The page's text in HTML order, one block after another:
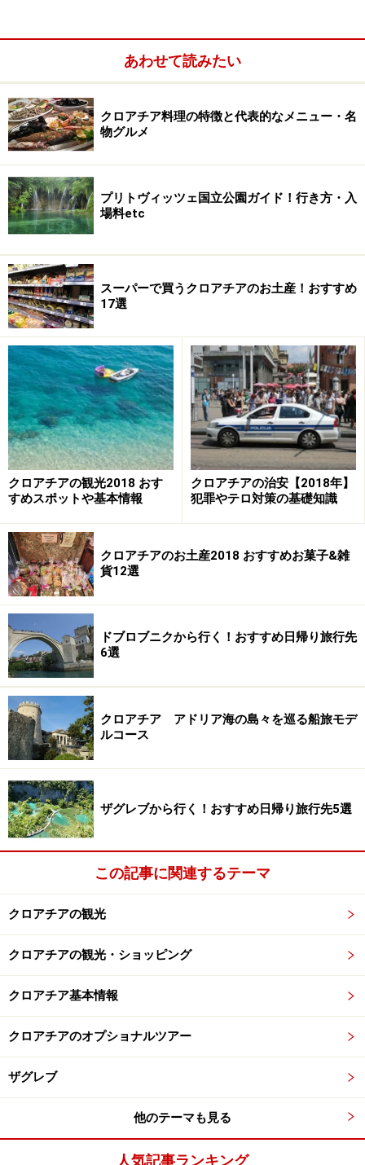
INPUT：100～240Vと書かれていれば、変圧器なしで、
す。小さくても意外と重い変圧器。荷物をできるだけ軽
くするためにも、もし必要ないのであれば、できればも
クロアチアでも使えるかどうか、アダプタに書かれてい
るINPUTのボルト表示を確認してみてください。
以上のようにスマートフォン、カメラ、ノートパソコン
だけなら、ほとんどの場合、変圧器は必要ありません
が、いずれにせよ形状変換プラグは必要となります。現
地調達するにはあちらこちらを探し回ることになる可能
性が高いので、日本からお持ちになることを強くおすす
めします。
※記事内容は執筆時点のものです。最新の内容をご確認くださ
い。
※海外を訪れる際には最新情報の入手に努め、「外務省 海外安全
ホームページ」を確認するなど、安全確保に十分注意を払ってく
ださい。
あわせて読みたい
クロアチア料理の特徴と代表的なメニュー・名
物グルメ
プリトヴィッツェ国立公園ガイド！行き方・入
場料etc
スーパーで買うクロアチアのお土産！おすすめ
17選
クロアチアの観光2018 おす
すめスポットや基本情報
クロアチアの治安【2018年】
犯罪やテロ対策の基礎知識
クロアチアのお土産2018 おすすめお菓子&雑
貨12選
ドブロブニクから行く！おすすめ日帰り旅行先
6選
クロアチア アドリア海の島々を巡る船旅モデ
ルコース
ザグレブから行く！おすすめ日帰り旅行先5選
この記事に関連するテーマ
クロアチアの観光
クロアチアの観光・ショッピング
クロアチア基本情報
クロアチアのオプショナルツアー
ザグレブ
他のテーマも見る
人気記事ランキング